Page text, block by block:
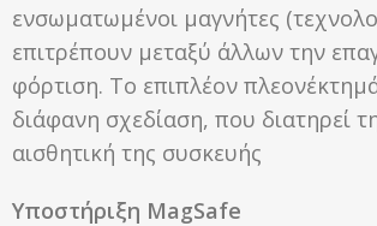
ενσωματωμένοι μαγνήτες
επιτρέπουν μεταξύ άλλων την
φόρτιση. Το επιπλέον
διάφανη σχεδίαση, που διατηρεί
αισθητική της συσκευής
Υποστήριξη MagSafe